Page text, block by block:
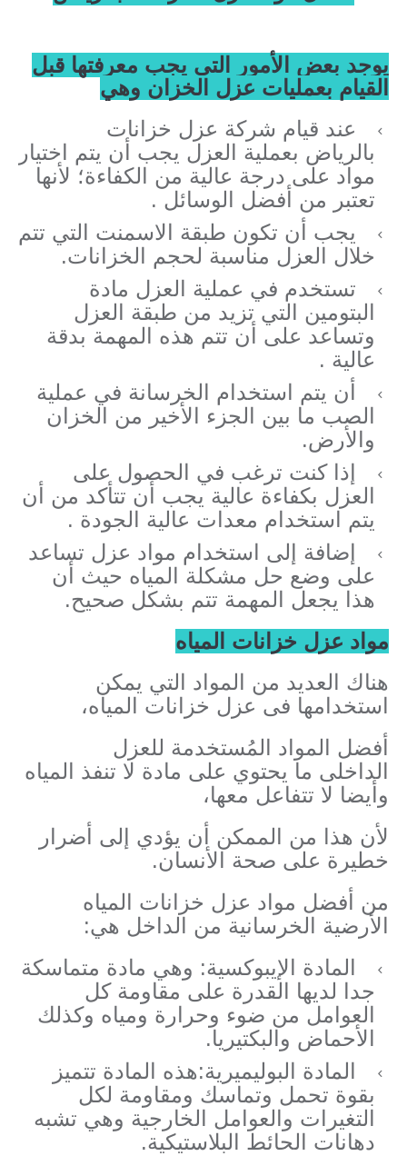
يوجد بعض الأمور التي يجب معرفتها قبل
القيام بعمليات عزل الخزان وهي
عند قيام شركة عزل خزانات
بالرياض بعملية العزل يجب أن يتم اختيار
مواد على درجة عالية من الكفاءة؛ لأنها
تعتبر من أفضل الوسائل .
يجب أن تكون طبقة الاسمنت التي تتم
خلال العزل مناسبة لحجم الخزانات.
تستخدم في عملية العزل مادة
البتومين التي تزيد من طبقة العزل
وتساعد على أن تتم هذه المهمة بدقة
عالية .
أن يتم استخدام الخرسانة في عملية
الصب ما بين الجزء الأخير من الخزان
والأرض.
إذا كنت ترغب في الحصول على
العزل بكفاءة عالية يجب أن تتأكد من أن
يتم استخدام معدات عالية الجودة .
إضافة إلى استخدام مواد عزل تساعد
على وضع حل مشكلة المياه حيث أن
هذا يجعل المهمة تتم بشكل صحيح.
مواد عزل خزانات المياه
هناك العديد من المواد التي يمكن
استخدامها فى عزل خزانات المياه،
أفضل المواد المُستخدمة للعزل
الداخلى ما يحتوي على مادة لا تنفذ المياه
وأيضا لا تتفاعل معها،
لأن هذا من الممكن أن يؤدي إلى أضرار
خطيرة على صحة الأنسان.
من أفضل مواد عزل خزانات المياه
الأرضية الخرسانية من الداخل هي:
المادة الإيبوكسية: وهي مادة متماسكة
جدا لديها القدرة على مقاومة كل
العوامل من ضوء وحرارة ومياه وكذلك
الأحماض والبكتيريا.
المادة البوليميرية:هذه المادة تتميز
بقوة تحمل وتماسك ومقاومة لكل
التغيرات والعوامل الخارجية وهي تشبه
دهانات الحائط البلاستيكية.